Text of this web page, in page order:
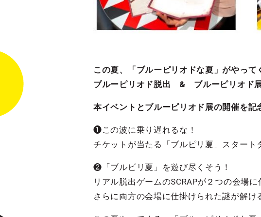
この夏、「ブルーピリオドな夏」がやっ
ブルーピリオド脱出 & ブルーピリオド
本イベントとブルーピリオド展の開催を記
❶この波に乗り遅れるな！
チケットが当たる「ブルピリ夏」スタート
❷「ブルピリ夏」を遊び尽くそう！
リアル脱出ゲームのSCRAPが２つの会場
さらに両方の会場に仕掛けられた謎が解